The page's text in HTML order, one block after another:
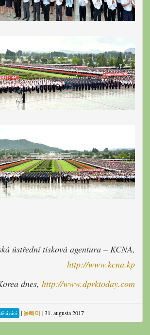
ústřední tisková agentura – KCNA,
http://www.kcna.kp
dnes, http://www.dprktoday.com
| 올빼미 |31. augusta 2017